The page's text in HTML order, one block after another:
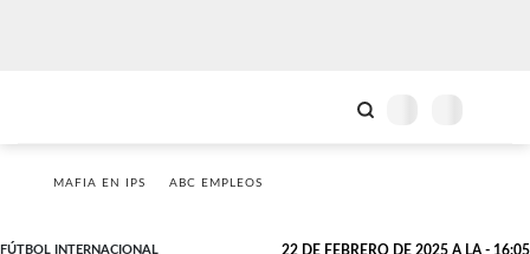
MAFIA EN IPS ABC EMPLEOS
FÚTBOL INTERNACIONAL 22 DE FEBRERO DE 2025 A LA - 16:05